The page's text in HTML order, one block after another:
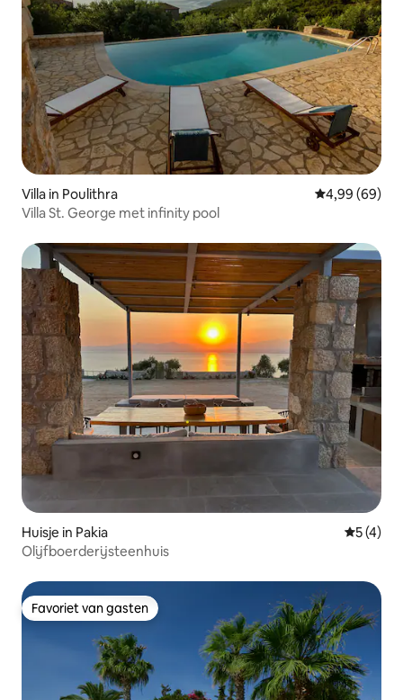
Villa in Poulithra Gemiddelde
4,99 (69)
Villa St. George met infinity pool
Huisje in Pakia
5 (4)
Olijfboerderijsteenhuis
Favoriet van gasten
Favoriet van gasten